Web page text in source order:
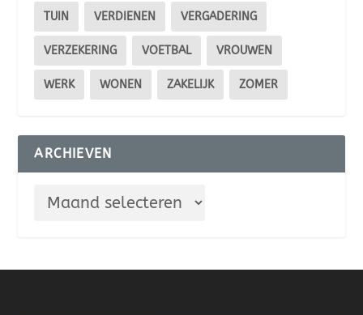
TUIN VERDIENEN VERGADERING
VERZEKERING VOETBAL VROUWEN
WERK WONEN ZAKELIJK ZOMER
ARCHIEVEN